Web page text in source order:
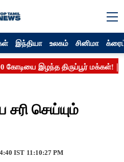
இந்தியா உலகம் சினிமா
செய்யும்
IST 11:10:27 PM